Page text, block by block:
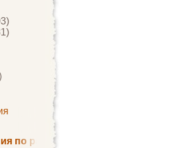
по развитию памяти